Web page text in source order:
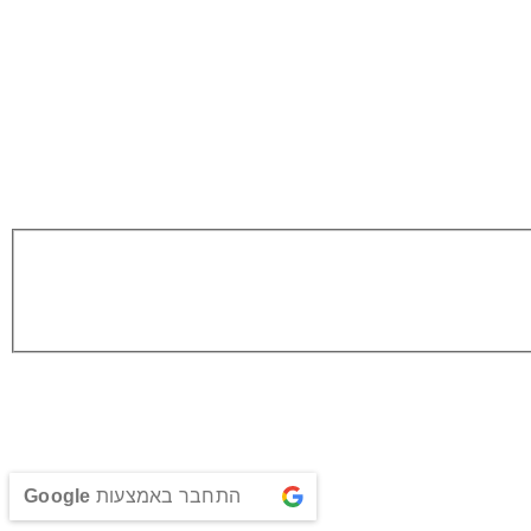
התחבר באמצעות Google